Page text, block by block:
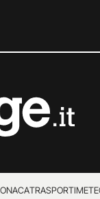
TRASPORTI